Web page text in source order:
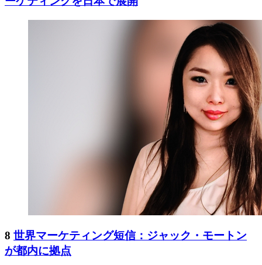
8 世界マーケティング短信：ジャック・モートン
が都内に拠点